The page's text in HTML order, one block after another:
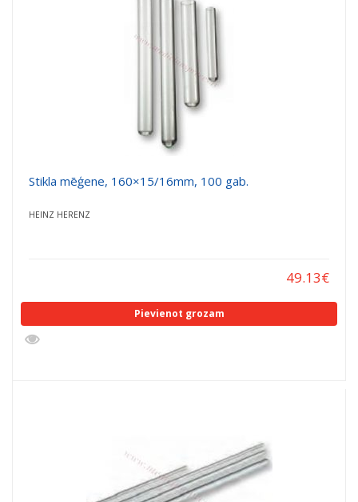
Stikla mēģene, 160×15/16mm, 100 gab.
HEINZ HERENZ
49.13€
Pievienot grozam